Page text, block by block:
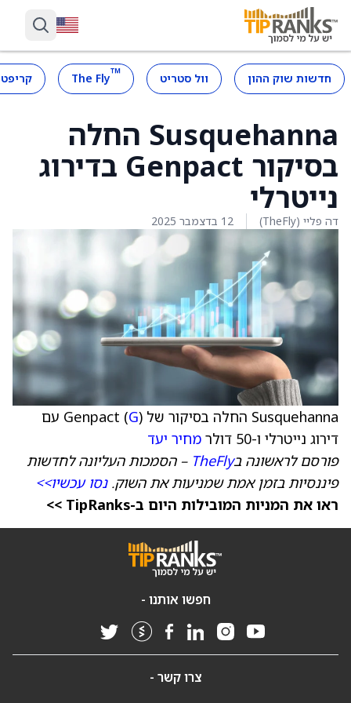
חדשות שוק ההון וול סטריט ™
The Fly
Susquehanna החלה
בסיקור Genpact בדירוג
נייטרלי
דה פליי (TheFly) 12 בדצמבר 2025
Susquehanna החלה בסיקור של Genpact ( G
) עם
דירוג נייטרלי ו-50 דולר
מחיר יעד
פורסם לראשונה בTheFly – הסמכות העליונה לחדשות
פיננסיות בזמן אמת שמניעות את השוק.נסו עכשיו>>
ראו את המניות המובילות היום ב-TipRanks >>
חפשו אותנו -
צרו קשר -